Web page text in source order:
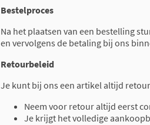
Bestelproces
Na het plaatsen van een bestelling
en vervolgens de betaling bij ons
Retourbeleid
Je kunt bij ons een artikel altijd
Neem voor retour altijd eerst
Je krijgt het volledige